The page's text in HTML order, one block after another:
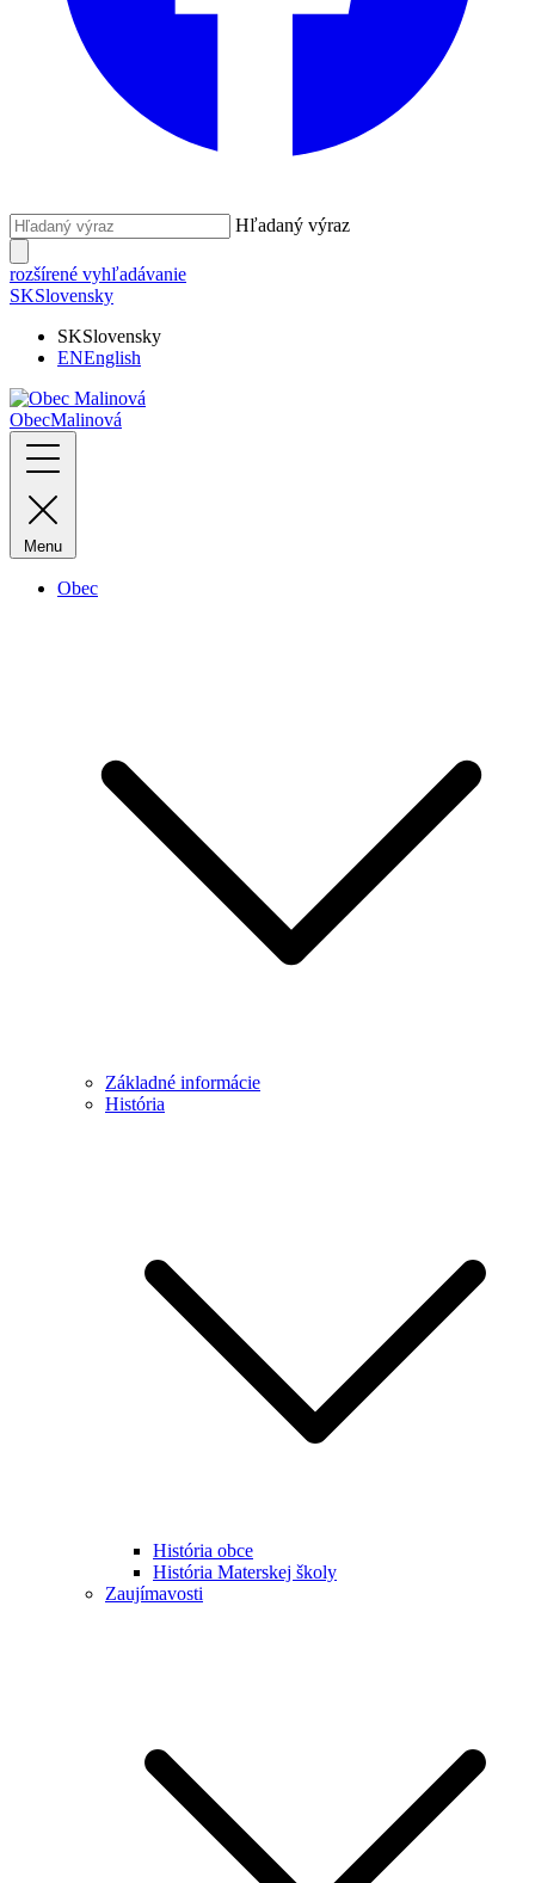
Hľadaný výraz
rozšírené vyhľadávanie
SKSlovensky
SKSlovensky
ENEnglish
ObecMalinová
Menu
Obec
Základné informácie
História
História obce
História Materskej školy
Zaujímavosti